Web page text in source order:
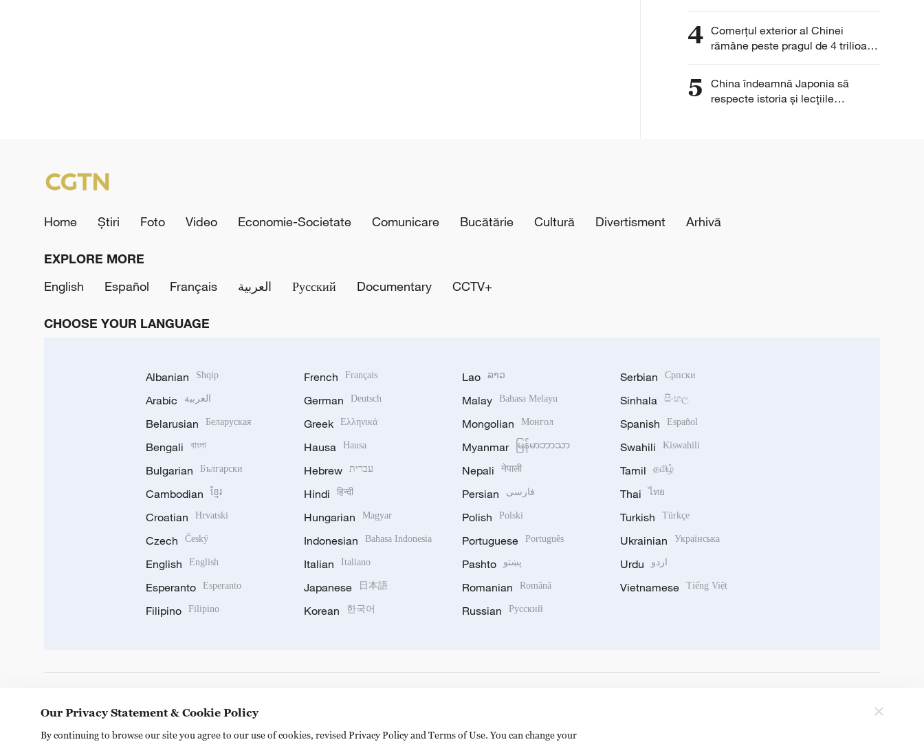
provocărilor din Marea Chinei de
4 Comerțul exterior al Chinei
rămâne peste pragul de 4 trilioane
de yuani pentru a cincea lună
5
China îndeamnă Japonia să
respecte istoria și lecțiile
Home Știri Foto Video Economie-Societate Comunicare Bucătărie Cultură Divertisment Arhivă
EXPLORE MORE
English
Español Français العربية Русский Documentary CCTV+
CHOOSE YOUR LANGUAGE
Albanian Shqip
Arabic العربية
Belarusian Беларуская
Bengali বাংলা
Bulgarian Български
Cambodian ខ្មែរ
Croatian Hrvatski
Czech Český
English English
Esperanto Esperanto
Filipino Filipino
French Français
German Deutsch
Greek Ελληνικά
Hausa Hausa
Hebrew עברית
Hindi हिन्दी
Hungarian Magyar
Indonesian Bahasa Indonesia
Italian Italiano
Japanese 日本語
Korean 한국어
Lao ລາວ
Malay Bahasa Melayu
Mongolian Монгол
Myanmar မြန်မာဘာသာ
Nepali नेपाली
Persian فارسی
Polish Polski
Portuguese Português
Pashto پښتو
Romanian Română
Russian Русский
Serbian Српски
Sinhala සිංහල
Spanish Español
Swahili Kiswahili
Tamil தமிழ்
Thai ไทย
Turkish Türkçe
Ukrainian Українська
Urdu اردو
Vietnamese Tiếng Việt
Our Privacy Statement & Cookie Policy
By continuing to browse our site you agree to our use of cookies, revised Privacy Policy and Terms of Use. You can change your